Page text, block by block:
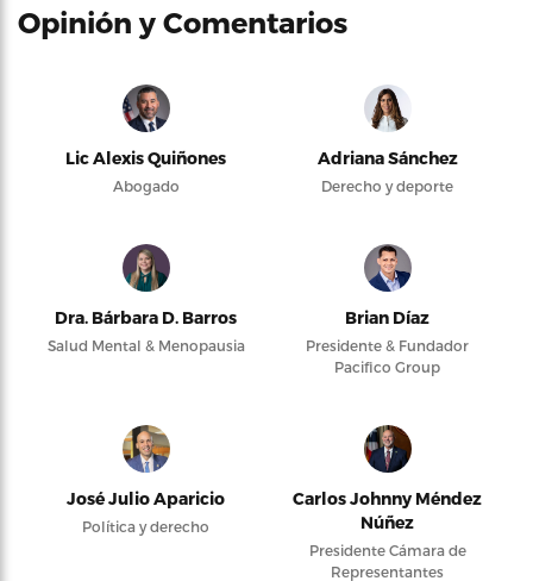
Opinión y Comentarios
Lic Alexis Quiñones
Abogado
Adriana Sánchez
Derecho y deporte
Dra. Bárbara D. Barros
Salud Mental & Menopausia
Brian Díaz
Presidente & Fundador
Pacifico Group
José Julio Aparicio
Política y derecho
Carlos Johnny Méndez
Núñez
Presidente Cámara de
Representantes